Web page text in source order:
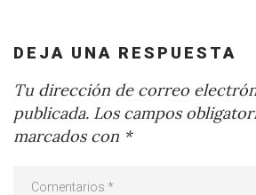
DEJA UNA RESPUESTA
Tu dirección de correo
publicada. Los campos
marcados con *